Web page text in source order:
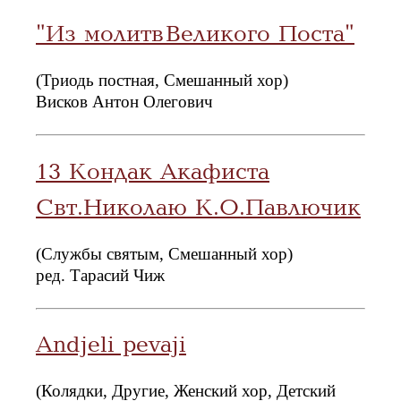
"Из молитв Великого Поста"
(Триодь постная, Смешанный хор)
Висков Антон Олегович
13 Кондак Акафиста
Свт.Николаю К.О.Павлючик
(Службы святым, Смешанный хор)
ред. Тарасий Чиж
Andjeli pevaji
(Колядки, Другие, Женский хор, Детский